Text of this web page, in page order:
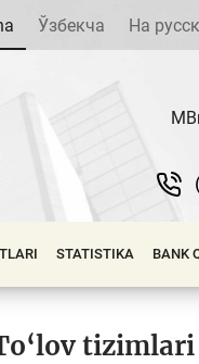
Ўзбекча На
STATISTIKA BANK
tizimlari